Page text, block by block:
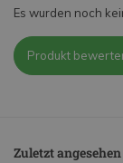
Es wurden noch
Produkt
Zuletzt angesehen